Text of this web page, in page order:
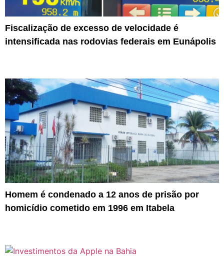
Fiscalização de excesso de velocidade é
intensificada nas rodovias federais em Eunápolis
Homem é condenado a 12 anos de prisão por
homicídio cometido em 1996 em Itabela